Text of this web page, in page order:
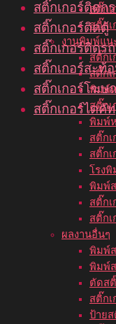
สติ๊กเ
สติ๊ก
งานพิมพ์แน
สติ๊ก
สติ๊กเ
พิมพ์
สติ๊ก
พิมพ์
สติ๊ก
สติ๊ก
โรง
พิมพ์
สติ๊ก
สติ๊กเ
ผลงานอื่นๆ
พิมพ์
พิมพ์
ตัดส
สติ๊ก
ป้ายส
สติ๊กเกอร์ติดก
สติ๊กเกอร์ติดตู้
สติ๊กเกอร์ติดร
สติ๊กเกอร์สะท้
สติ๊กเกอร์โฆษ
สติ๊กเกอร์ไดคัท